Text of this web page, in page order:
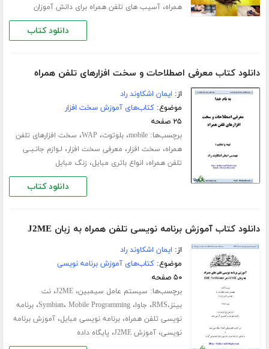
همراه،آسیب های تلفن همراه برای دانش آموزان
دانلود کتاب
دانلود کتاب معرفی اصطلاحات و سخت افزارهای تلفن همراه
از: ایمان اشکاوند راد
موضوع:کتاب‌های آموزش سخت افزار
۲۵ صفحه
برچسب‌ها:mobile،بلوتوث، WAP، سخت افزارهای تلفن
همراه، سخت افزار، معرفی سخت افزار، لـوازم جانـبــی
تلفن همراه، انواع باتری مبایل، زنگ مبایل
دانلود کتاب
دانلود کتاب آموزش برنامه نویسی تلفن همراه به زبان J2ME
از: ایمان اشکاوند راد
موضوع:کتاب‌های آموزش برنامه نویسی
۵۰ صفحه
برچسب‌ها: سیستم عامل سیمبین،J2ME،نت
بینز،RMS
، جاوا، Symbian، Mobile Programming ،برنامه
نویسی تلفن همراه،برنامه نویسی مبایل،آموزش برنامه
نویسی،آموزش J2ME ، پایگاه داده